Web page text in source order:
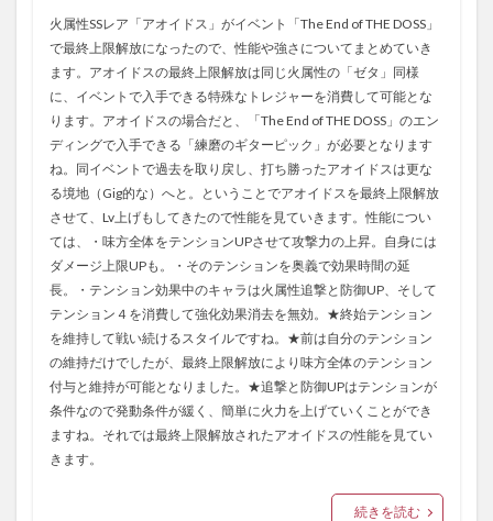
火属性SSレア「アオイドス」がイベント「The End of THE DOSS」
で最終上限解放になったので、性能や強さについてまとめていき
ます。アオイドスの最終上限解放は同じ火属性の「ゼタ」同様
に、イベントで入手できる特殊なトレジャーを消費して可能とな
ります。アオイドスの場合だと、「The End of THE DOSS」のエン
ディングで入手できる「練磨のギターピック」が必要となります
ね。同イベントで過去を取り戻し、打ち勝ったアオイドスは更な
る境地（Gig的な）へと。ということでアオイドスを最終上限解放
させて、Lv上げもしてきたので性能を見ていきます。性能につい
ては、・味方全体をテンションUPさせて攻撃力の上昇。自身には
ダメージ上限UPも。・そのテンションを奥義で効果時間の延
長。・テンション効果中のキャラは火属性追撃と防御UP、そして
テンション４を消費して強化効果消去を無効。★終始テンション
を維持して戦い続けるスタイルですね。★前は自分のテンション
の維持だけでしたが、最終上限解放により味方全体のテンション
付与と維持が可能となりました。★追撃と防御UPはテンションが
条件なので発動条件が緩く、簡単に火力を上げていくことができ
ますね。それでは最終上限解放されたアオイドスの性能を見てい
きます。
続きを読む